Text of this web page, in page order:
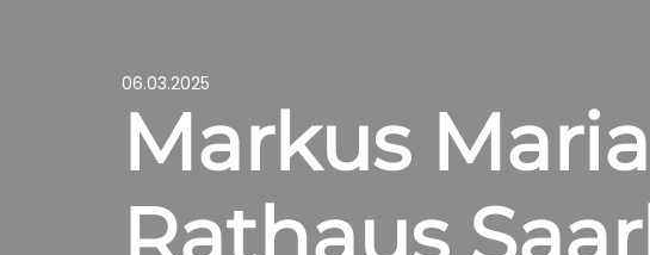
06.03.2025
Markus